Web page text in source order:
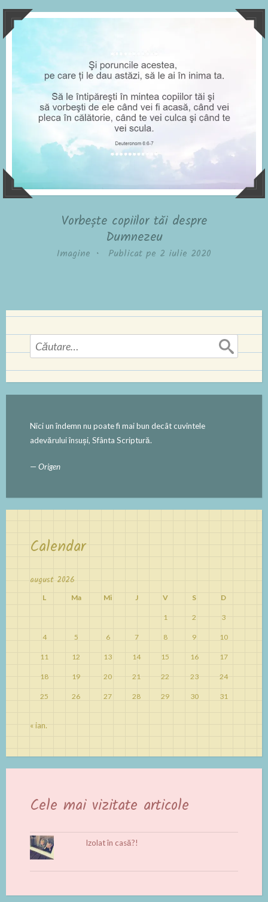
Vorbește copiilor tăi despre
Dumnezeu
Imagine • Publicat pe 2 iulie 2020
Caută
după:
Nici un îndemn nu poate fi mai bun decât cuvintele
adevărului însuși, Sfânta Scriptură.
— Origen
Calendar
august 2026
L Ma Mi J V S D
1 2 3
4 5 6 7 8 9 10
11 12 13 14 15 16 17
18 19 20 21 22 23 24
25 26 27 28 29 30 31
« ian.
Cele mai vizitate articole
Izolat în casă?!